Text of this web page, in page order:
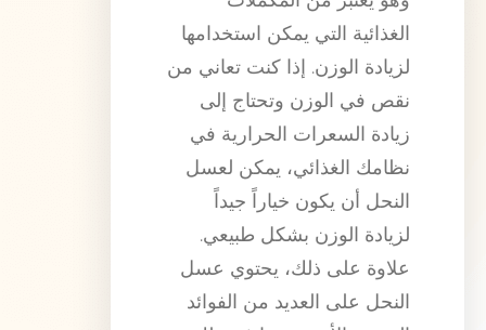
الغذائية التي يمكن استخدامها
لزيادة الوزن. إذا كنت تعاني من
نقص في الوزن وتحتاج إلى
زيادة السعرات الحرارية في
نظامك الغذائي، يمكن لعسل
النحل أن يكون خياراً جيداً
لزيادة الوزن بشكل طبيعي.
علاوة على ذلك، يحتوي عسل
النحل على العديد من الفوائد